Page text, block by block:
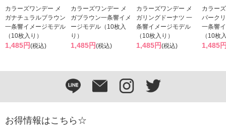
カラーズワンデー メ
ガナチュラルブラウン
一条響イメージモデル
（10枚入り）
1,485円(税込)
カラーズワンデー メ
ガブラウン一条響イメ
ージモデル（10枚入
り）
1,485円(税込)
カラーズワンデー メ
ガリングドーナツ 一
条響イメージモデル
（10枚入り）
1,485円(税込)
カラー
パーク
一条響
（10枚
1,485
お得情報はこちら☆